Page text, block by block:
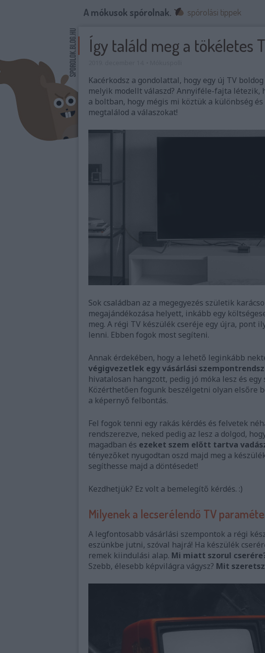
A mókusok spórolnak. spórolási tippek
Így találd meg a tökéletes
Kacérkodsz a gondolattal, hogy egy új TV
melyik modellt válaszd? Annyiféle-fajta létezik,
a boltban, hogy mégis mi köztük a különbség
megtalálod a válaszokat!
Sok családban az a megegyezés születik
megajándékozása helyett, inkább egy
meg. A régi TV készülék cseréje egy újra, pont
lenni. Ebben fogok most segíteni.
Annak érdekében, hogy a lehető leginkább
végigvezetlek egy vásárlási
hivatalosan hangzott, pedig jó móka lesz és
Közérthetően fogunk beszélgetni olyan elsőre
a képernyő felbontás.
Fel fogok tenni egy rakás kérdés és felvetek
rendszerezve, neked pedig az lesz a dolgod,
magadban és ezeket szem előtt tartva
tényezőket nyugodtan oszd majd meg a
segíthesse majd a döntésedet!
Kezdhetjük? Ez volt a bemelegítő kérdés. :)
Milyenek a lecserélendő TV
A legfontosabb vásárlási szempontok a régi
eszünkbe jutni, szóval hajrá! Ha készülék
remek kiindulási alap. Mi miatt szorul
Szebb, élesebb képvilágra vágysz? Mit